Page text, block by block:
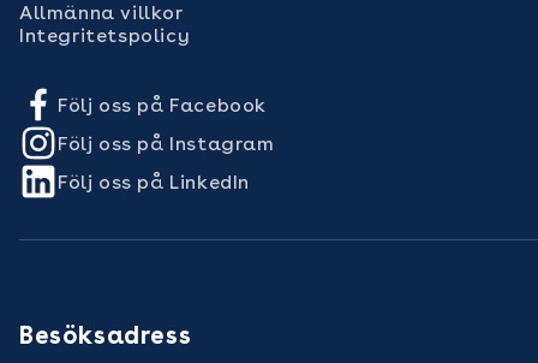
Allmänna villkor
Integritetspolicy
Följ oss på Facebook
Följ oss på Instagram
Följ oss på LinkedIn
Besöksadress